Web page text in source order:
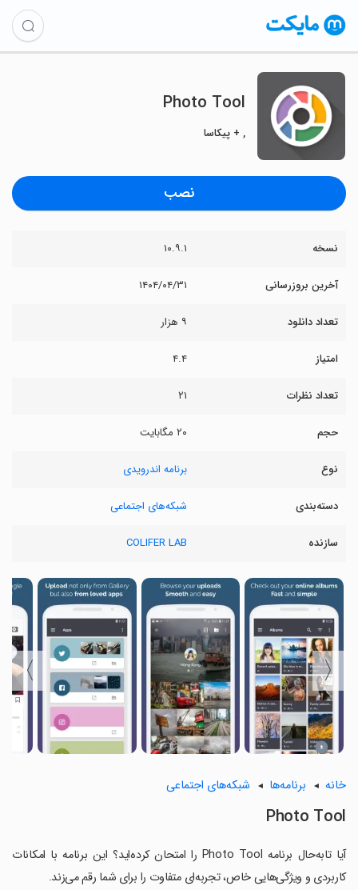
Photo Tool
, + پیکاسا
نصب
نسخه ۱۰.۹.۱
آخرین بروزرسانی ۱۴۰۴/۰۴/۳۱
تعداد دانلود ۹ هزار
امتیاز ۴.۴
تعداد نظرات ۲۱
حجم ۲۰ مگابایت
نوع برنامه اندرویدی
دسته‌بندی شبکه‌های اجتماعی
سازنده COLIFER LAB
〈
〉
خانه برنامه‌ها شبکه‌های اجتماعی
Photo Tool
آیا تابه‌حال برنامه Photo Tool را امتحان کرده‌اید؟ این برنامه با امکانات
کاربردی و ویژگی‌هایی خاص، تجربه‌ای متفاوت را برای شما رقم می‌زند.